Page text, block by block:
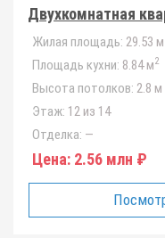
Двухкомнатная
Жилая площадь: 29.53 м
Площадь кухни: 8.84 м2
Высота потолков: 2.8 м
Этаж: 12 из 14
Отделка: —
Цена: 2.56 млн ₽